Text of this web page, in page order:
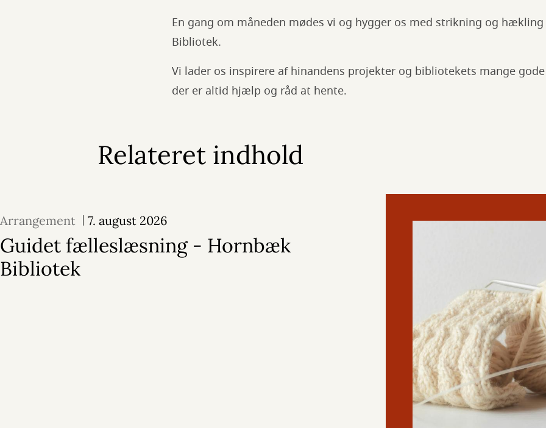
En gang om måneden mødes vi og hygger os med strikning og
Bibliotek.
Vi lader os inspirere af hinandens projekter og bibliotekets mange
der er altid hjælp og råd at hente.
Relateret indhold
Arrangement 7. august 2026
Guidet fælleslæsning - Hornbæk
Bibliotek